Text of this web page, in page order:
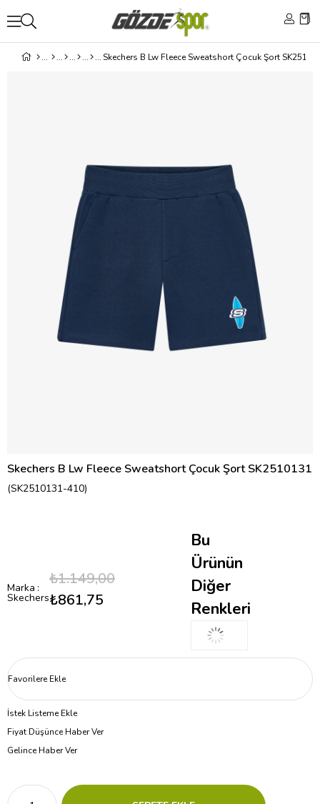
Skechers B Lw Fleece Sweatshort Çocuk Şort
Skechers B Lw Fleece Sweatshort Çocuk Şort SK2510131
(SK2510131-410)
Marka :
Skechers
₺1.149,00
₺861,75
Bu
Ürünün
Diğer
Renkleri
Favorilere Ekle
İstek Listeme Ekle
Fiyat Düşünce Haber Ver
Gelince Haber Ver